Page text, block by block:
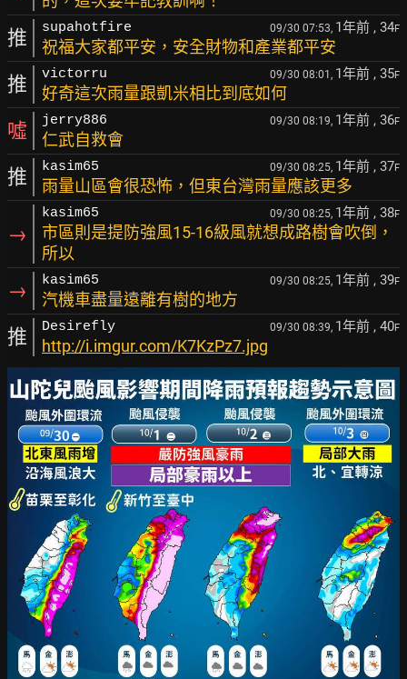
推 supahotfire 09/30 07:53, 1年前 , 34F
祝福大家都平安，安全財物和產業都平安
推 victorru 09/30 08:01, 1年前 , 35F
好奇這次雨量跟凱米相比到底如何
噓 jerry886 09/30 08:19, 1年前 , 36F
仁武自救會
推 kasim65 09/30 08:25, 1年前 , 37F
雨量山區會很恐怖，但東台灣雨量應該更多
→
kasim65 09/30 08:25, 1年前 , 38F
市區則是提防強風15-16級風就想成路樹會吹倒，
所以
→ kasim65 09/30 08:25, 1年前 , 39F
汽機車盡量遠離有樹的地方
推 Desirefly 09/30 08:39, 1年前 , 40F
http://i.imgur.com/K7KzPz7.jpg